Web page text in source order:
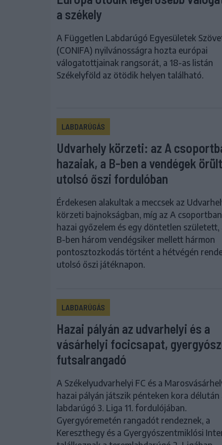
a székely
A Független Labdarúgó Egyesületek
(CONIFA) nyilvánosságra hozta európai
válogatottjainak rangsorát, a 18-as listán
Székelyföld az ötödik helyen található.
LABDARÚGÁS
Udvarhely körzeti: az A
hazaiak, a B-ben a vendégek
utolsó őszi fordulóban
Érdekesen alakultak a meccsek az
körzeti bajnokságban, míg az A
hazai győzelem és egy döntetlen született,
B-ben három vendégsiker mellett hármon
pontosztozkodás történt a hétvégén
utolsó őszi játéknapon.
LABDARÚGÁS
Hazai pályán az udvarhelyi és a
vásárhelyi focicsapat,
futsalrangadó
A Székelyudvarhelyi FC és a
hazai pályán játszik pénteken kora délután
labdarúgó 3. Liga 11. fordulójában.
Gyergyóremetén rangadót rendeznek, a
Kereszthegy és a Gyergyószentmiklósi